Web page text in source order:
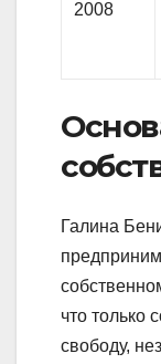
2008
Галина
что только
свободу,